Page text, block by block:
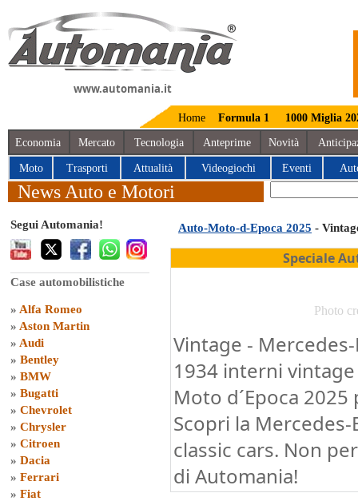
www.automania.it
Home Formula 1 1000 Miglia
Economia Mercato Tecnologia Anteprime Novità
Moto Trasporti Attualità Videogiochi Eventi
News Auto e Motori
Segui Automania!
Case automobilistiche
» Alfa Romeo
» Aston Martin
» Audi
» Bentley
» BMW
» Bugatti
» Chevrolet
» Chrysler
» Citroen
» Dacia
» Ferrari
» Fiat
Auto-Moto-d-Epoca 2025 -
Speciale
Photo
Vintage -
1934 interni
Moto d´Epoca
Scopri la
classic cars. Non
di Automania!